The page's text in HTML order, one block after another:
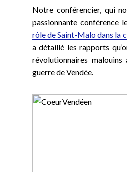
Notre conférencier, qui
passionnante conférence
rôle de Saint-Malo dans la
a détaillé les rapports
révolutionnaires malouins
guerre de Vendée.